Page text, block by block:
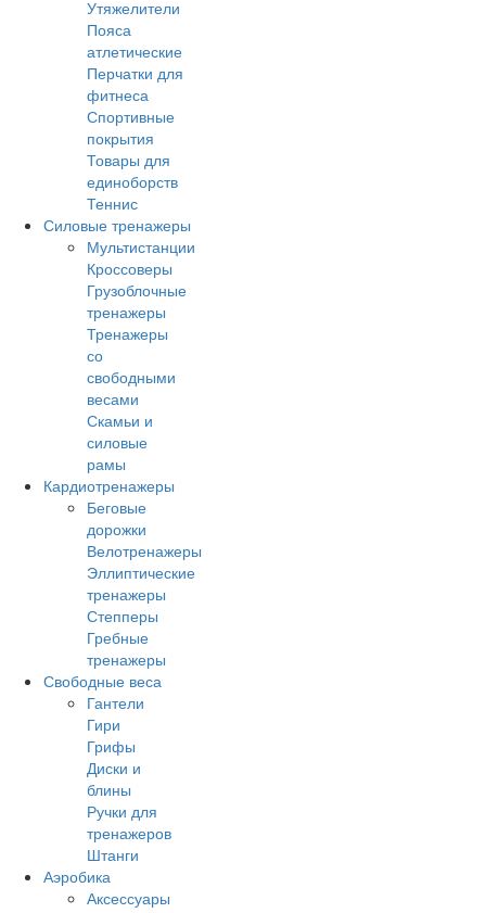
Утяжелители
Пояса
атлетические
Перчатки для
фитнеса
Спортивные
покрытия
Товары для
единоборств
Теннис
Силовые тренажеры
Мультистанции
Кроссоверы
Грузоблочные
тренажеры
Тренажеры
со
свободными
весами
Скамьи и
силовые
рамы
Кардиотренажеры
Беговые
дорожки
Велотренажеры
Эллиптические
тренажеры
Степперы
Гребные
тренажеры
Свободные веса
Гантели
Гири
Грифы
Диски и
блины
Ручки для
тренажеров
Штанги
Аэробика
Аксессуары